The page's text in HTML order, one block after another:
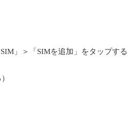
」＞「SIMを追加」をタップする